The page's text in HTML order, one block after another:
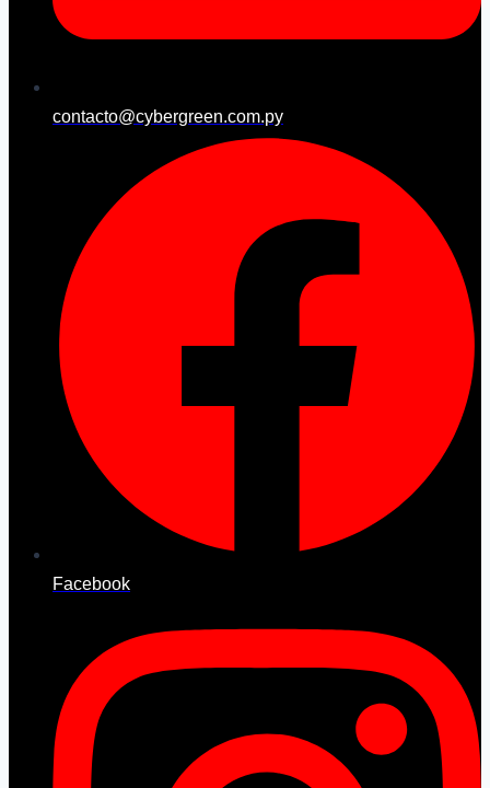
contacto@cybergreen.com.py
Facebook